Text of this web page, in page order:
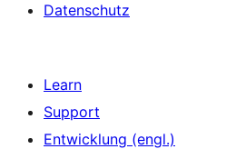
Datenschutz
Learn
Support
Entwicklung (engl.)